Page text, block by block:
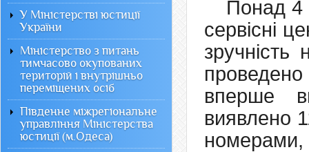
Понад 4
сервісні
вперше
виявлено
номерами,
У Міністерстві юстиції
України
Міністерство з питань
тимчасово окупованих
територій і внутрішньо
переміщених осіб
Південне міжрегіональне
управління Міністерства
юстиції (м.Одеса)